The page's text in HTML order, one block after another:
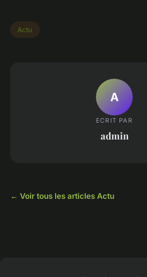
Actu
A
ECRIT PAR
admin
← Voir tous les articles Actu